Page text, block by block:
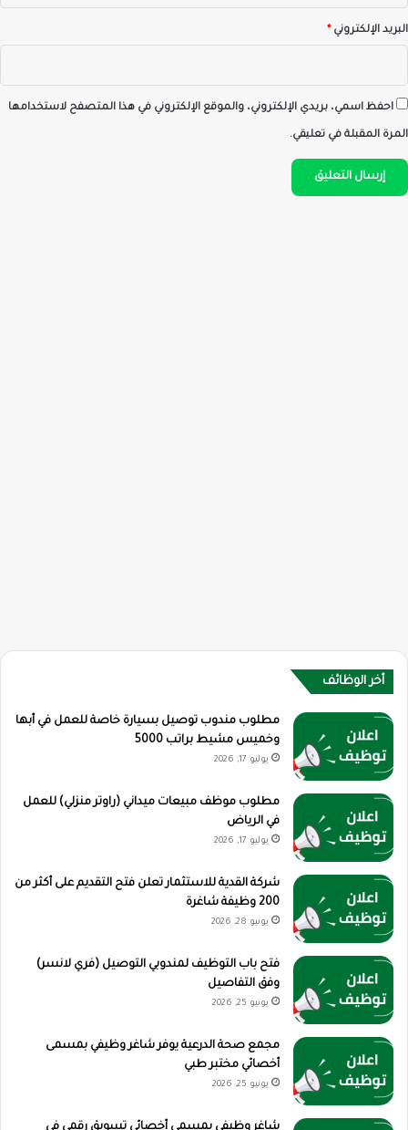
البريد الإلكتروني*
احفظ اسمي، بريدي الإلكتروني، والموقع الإلكتروني في هذا المتصفح لاستخدامها
المرة المقبلة في تعليقي.
أخر الوظائف
مطلوب مندوب توصيل بسيارة خاصة للعمل في أبها
وخميس مشيط براتب 5000
يوليو 17, 2026
مطلوب موظف مبيعات ميداني (راوتر منزلي) للعمل
في الرياض
يوليو 17, 2026
شركة القدية للاستثمار تعلن فتح التقديم على أكثر من
200 وظيفة شاغرة
يونيو 28, 2026
فتح باب التوظيف لمندوبي التوصيل (فري لانسر)
وفق التفاصيل
يونيو 25, 2026
مجمع صحة الدرعية يوفر شاغر وظيفي بمسمى
أخصائي مختبر طبي
يونيو 25, 2026
شاغر وظيفي بمسمى أخصائي تسويق رقمي في